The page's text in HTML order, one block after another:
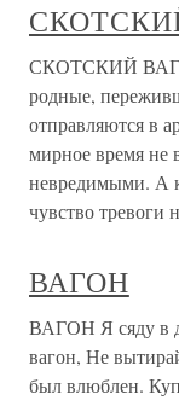
СКОТСКИЙ
родные,
отправляются в
мирное время не
невредимыми. А
чувство тревоги
ВАГОН
ВАГОН Я сяду в
вагон, Не
был влюблен.